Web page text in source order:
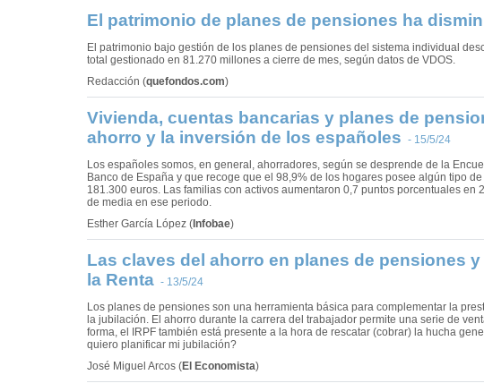
El patrimonio de planes de pensiones ha
El patrimonio bajo gestión de los planes de pensiones del sistema individual
total gestionado en 81.270 millones a cierre de mes, según datos de VDOS.
Redacción (quefondos.com)
Vivienda, cuentas bancarias y planes de
ahorro y la inversión de los españoles
- 15/5/24
Los españoles somos, en general, ahorradores, según se desprende de la
Banco de España y que recoge que el 98,9% de los hogares posee algún tipo
181.300 euros. Las familias con activos aumentaron 0,7 puntos porcentuales
de media en ese periodo.
Esther García López ( Infobae)
Las claves del ahorro en planes de pensiones
la Renta - 13/5/24
Los planes de pensiones son una herramienta básica para complementar la
la jubilación. El ahorro durante la carrera del trabajador permite una serie de
forma, el IRPF también está presente a la hora de rescatar (cobrar) la hucha
quiero planificar mi jubilación?
José Miguel Arcos (El Economista)